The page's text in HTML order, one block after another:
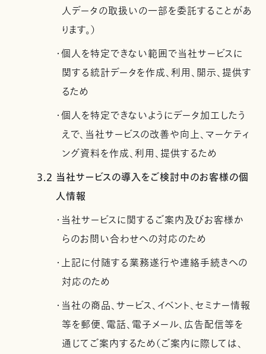
人データの取扱いの一部を委託することがあ
ります。）
・個人を特定できない範囲で当社サービスに
関する統計データを作成、利用、開示、提供す
るため
・個人を特定できないようにデータ加工したう
えで、当社サービスの改善や向上、マーケティ
ング資料を作成、利用、提供するため
3.2 当社サービスの導入をご検討中のお客様の個
人情報
・当社サービスに関するご案内及びお客様か
らのお問い合わせへの対応のため
・上記に付随する業務遂行や連絡手続きへの
対応のため
・当社の商品、サービス、イベント、セミナー情報
等を郵便、電話、電子メール、広告配信等を
通じてご案内するため（ご案内に際しては、